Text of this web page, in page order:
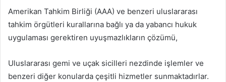
Amerikan Tahkim Birliği (AAA) ve benzeri uluslararası
tahkim örgütleri kurallarına bağlı ya da yabancı hukuk
uygulaması gerektiren uyuşmazlıkların çözümü,
Uluslararası gemi ve uçak sicilleri nezdinde işlemler ve
benzeri diğer konularda çeşitli hizmetler sunmaktadırlar.